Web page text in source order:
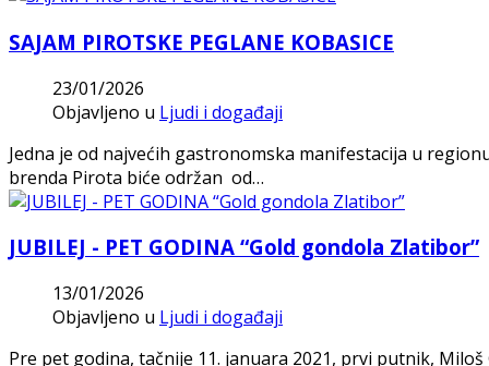
SAJAM PIROTSKE PEGLANE KOBASICE
23/01/2026
Objavljeno u Ljudi i događaji
Jedna je od najvećih gastronomska manifestacija u
brenda Pirota biće održan od…
JUBILEJ - PET GODINA “Gold gondola Zlatibor”
13/01/2026
Objavljeno u Ljudi i događaji
Pre pet godina, tačnije 11. januara 2021, prvi putnik,